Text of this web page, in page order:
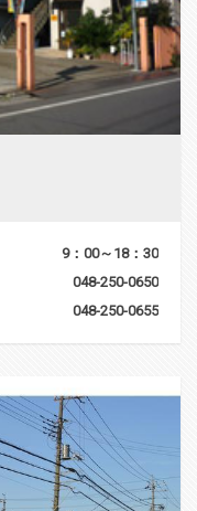
9：00～18：30
048-250-0650
048-250-0655